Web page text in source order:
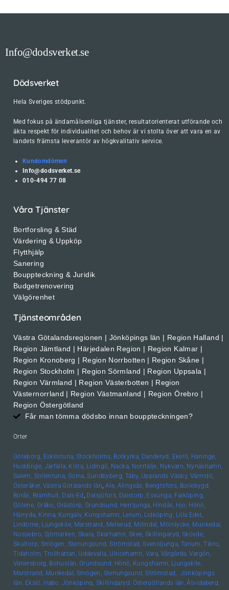
Info@dodsverket.se
Dödsverket
Hela Sveriges stödpunkt.
Med fokus på ändamålsenliga tjänster, resultatorienterat utförande och
äkta respekt för individualitet och behov är vi stolta över att vara en av
landets främsta leverantör av högkvalitativ service.
Kundomdömen
Info@dodsverket.se
010-494 77 08
Våra Tjänster
Bortforsling & Städ
Värdering & Uppköp
Flytthjälp
Sanering
Bouppteckning & Juridik
Budgetrenovering
Välgörenhet
Tjänsteområden
Västra Götalandsregionen | Jönköpings län | Region Halland |
Region Jämtland | Härjedalen Region | Region Kalmar |
Region Kronoberg | Region Norrbotten | Region Skåne |
Region Stockholm | Region Sörmland | Region Uppsala |
Region Värmland | Region Västerbotten | Region
Västernorrland | Region Västmanland | Region Örebro |
Region Östergötland
Får man tömma dödsbo innan bouppteckningen?
Orter
Göteborg, Eskilstuna, Stockholms, Botkyrka, Danderyd, Ekerö, Haninge,
Huddinge, Järfälla, Kista, Lidingö, Nacka, Norrtälje, Nykvarn, Nynäshamn,
Salem, Sollentuna, Solna, Sundbyberg, Täby, Upplands Väsby, Värmdö,
Österåker, Västra Götalands län, Ale, Alingsås, Bengtsfors, Bollebygd,
Borås, Brämhult, Dals-Ed , Dalsjöfors, Dalstorp, Essunga, Falköping,
Götene, Gråbo, Grästorp, Grundsund, Herrljunga, Hindås, Hjo, Hönö,
Härryda, Kinna, Kungälv, Kungshamn, Lerum, Lidköping, Lilla Edet,
Lindome, Ljungskile, Marstrand, Mellerud, Mölndal, Mölnlycke, Munkedal,
Nossebro, Sjömarken, Skara, Skärhamn, Skee, Skillingaryd, Skövde,
Skultorp, Smögen, Stenungsund, Strömstad, Svensljunga, Tanum, Tibro,
Tidaholm, Trollhättan, Uddevalla, Ulricehamn, Vara, Vårgårda, Vargön,
Vänersborg, Bohuslän, Grundsund, Hönö, Kungshamn, Ljungskile,
Marstrand, Munkedal, Smögen, Stenungsund, Strömstad, Jönköpings
län, Eksjö, Habo, Jönköping, Skillingaryd, Östergötlands län, Åtvidaberg,